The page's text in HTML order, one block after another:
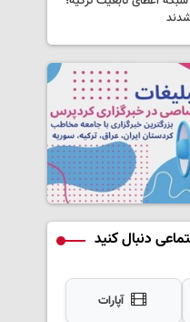
دنبال کنید
آپارات